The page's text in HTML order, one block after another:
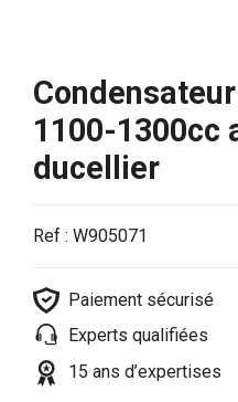
1100-1300cc
ducellier
Ref : W905071
Paiement sécurisé
Experts qualifiées
15 ans d’expertises